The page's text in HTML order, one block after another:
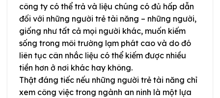
công ty có thể trả và liệu chúng có đủ hấp dẫn
đối với những người trẻ tài năng – những người,
giống như tất cả mọi người khác, muốn kiếm
sống trong môi trường lạm phát cao và do đó
liên tục cân nhắc liệu có thể kiếm được nhiều
tiền hơn ở nơi khác hay không.
Thật đáng tiếc nếu những người trẻ tài năng chỉ
xem công việc trong ngành an ninh là một lựa